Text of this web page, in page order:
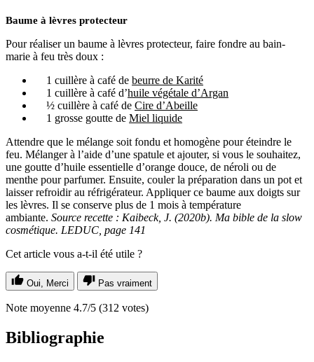
Baume à lèvres protecteur
Pour réaliser un baume à lèvres protecteur, faire fondre au bain-
marie à feu très doux :
1 cuillère à café de beurre de Karité
1 cuillère à café d’huile végétale d’Argan
½ cuillère à café de Cire d’Abeille
1 grosse goutte de Miel liquide
Attendre que le mélange soit fondu et homogène pour éteindre le
feu. Mélanger à l’aide d’une spatule et ajouter, si vous le souhaitez,
une goutte d’huile essentielle d’orange douce, de néroli ou de
menthe pour parfumer. Ensuite, couler la préparation dans un pot et
laisser refroidir au réfrigérateur. Appliquer ce baume aux doigts sur
les lèvres. Il se conserve plus de 1 mois à température
ambiante. Source recette : Kaibeck, J. (2020b). Ma bible de la slow
cosmétique. LEDUC, page 141
Cet article vous a-t-il été utile ?
Oui, Merci Pas vraiment
Note moyenne 4.7/5 (312 votes)
Bibliographie